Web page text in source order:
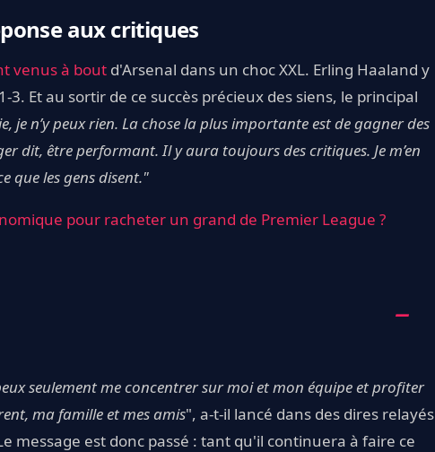
aux critiques
venus à bout d'Arsenal dans un choc XXL. Erling Haaland y
3. Et au sortir de ce succès précieux des siens, le principal
je n’y peux rien. La chose la plus importante est de gagner des
dit, être performant. Il y aura toujours des critiques. Je m’en
que les gens disent."
pour racheter un grand de Premier League ?
seulement me concentrer sur moi et mon équipe et profiter
ma famille et mes amis", a-t-il lancé dans des dires relayés
message est donc passé : tant qu'il continuera à faire ce